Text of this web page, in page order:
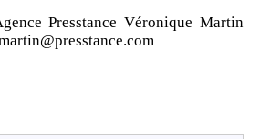
Presstance Véronique Martin